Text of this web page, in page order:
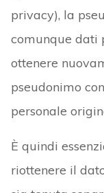
privacy), la
comunque dati
ottenere
pseudonimo
personale
È quindi
riottenere il